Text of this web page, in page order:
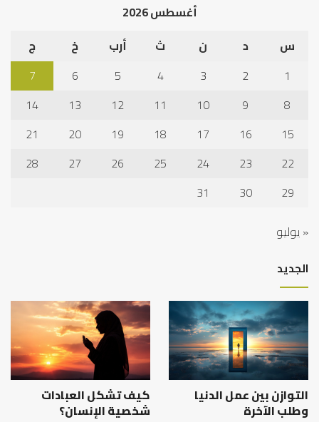
أغسطس 2026
س
د ن ث أرب خ
ج
1
2
3
4
5
6
7
8
9
10
11
12
13
14
15
16
17
18
19
20
21
22
23
24
25
26
27
28
29
30
31
« يوليو
الجديد
التوازن بين عمل الدنيا
وطلب الآخرة
كيف تشكل العبادات
شخصية الإنسان؟